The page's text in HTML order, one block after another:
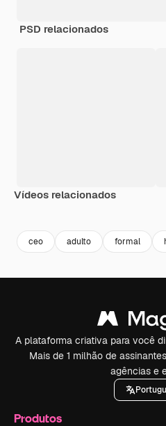
PSD relacionados
Vídeos relacionados
ceo adulto formal
A plataforma criativa para você
Mais de 1 milhão de
agências e
Produtos